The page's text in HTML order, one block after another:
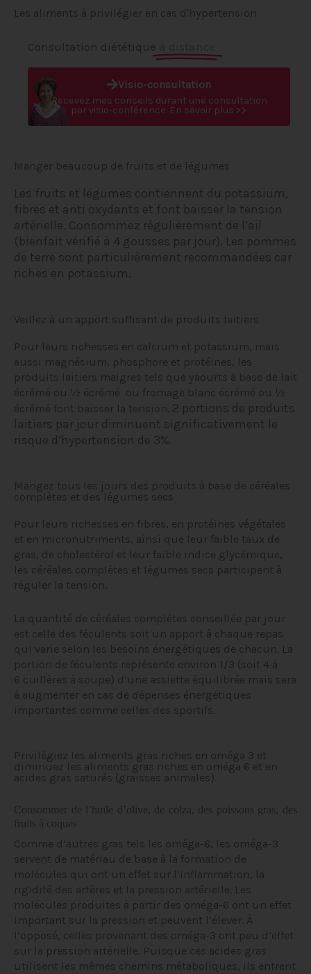
Les aliments à privilégier en cas d'hypertension
Consultation diététique
Visio-consultation
Recevez mes conseils durant une consultation
par visio-conférence. En savoir plus >>
Manger beaucoup de fruits et de légumes
Les fruits et légumes contiennent du potassium,
fibres et anti oxydants et font baisser la tension
artérielle. Consommez régulièrement de l’ail
(bienfait vérifié à 4 gousses par jour). Les pommes
de terre sont particulièrement recommandées car
riches en potassium.
Veillez à un apport suffisant de produits laitiers
Pour leurs richesses en calcium et potassium, mais
aussi magnésium, phosphore et protéines, les
produits laitiers maigres tels que yaourts à base de lait
écrémé ou ½ écrémé ou fromage blanc écrémé ou ½
écrémé font baisser la tension. 2 portions de produits
laitiers par jour diminuent significativement le
risque d’hypertension de 3%.
Mangez tous les jours des produits à base de céréales
complètes et des légumes secs
Pour leurs richesses en fibres, en protéines végétales
et en micronutriments, ainsi que leur faible taux de
gras, de cholestérol et leur faible indice glycémique,
les céréales complètes et légumes secs participent à
réguler la tension.
La quantité de céréales complètes conseillée par jour
est celle des féculents soit un apport à chaque repas
qui varie selon les besoins énergétiques de chacun. La
portion de féculents représente environ 1/3 (soit 4 à
6 cuillères à soupe) d’une assiette équilibrée mais sera
à augmenter en cas de dépenses énergétiques
importantes comme celles des sportifs.
Privilégiez les aliments gras riches en oméga 3 et
diminuez les aliments gras riches en oméga 6 et en
acides gras saturés (graisses animales).
Consommer de l’huile d’olive, de colza, des poissons gras, des
fruits à coques
Comme d’autres gras tels les oméga-6, les oméga-3
servent de matériau de base à la formation de
molécules qui ont un effet sur l’inflammation, la
rigidité des artères et la pression artérielle. Les
molécules produites à partir des oméga-6 ont un effet
important sur la pression et peuvent l’élever. À
l’opposé, celles provenant des oméga-3 ont peu d’effet
sur la pression artérielle. Puisque ces acides gras
utilisent les mêmes chemins métaboliques, ils entrent